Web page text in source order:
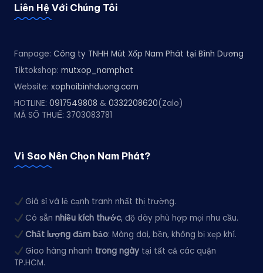
Liên Hệ Với Chúng Tôi
Fanpage: Công ty TNHH Mút Xốp Nam Phát tại Bình Dương
Tiktokshop: mutxop_namphat
Website: xophoibinhduong.com
HOTLINE: 0917549808 & 0332208620(Zalo)
MÃ SỐ THUẾ: 3703083781
Vì Sao Nên Chọn Nam Phát?
Giá sỉ và lẻ cạnh tranh nhất thị trường.
Có sẵnnhiều kích thước, độ dày phù hợp mọi nhu cầu.
Chất lượng đảm bảo: Màng dai, bền, không bị xẹp khí.
Giao hàng nhanh trong ngày tại tất cả các quận
TP.HCM.